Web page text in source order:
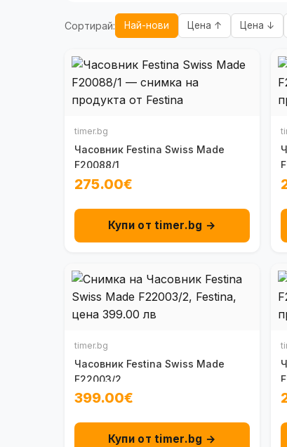
Сортирай: Най-нови Цена ↑ Цена ↓
timer.bg
Часовник Festina Swiss Made
F20088/1
275.00€
Купи от timer.bg →
timer.bg
Часовник Festina Swiss Made
F22003/2
399.00€
Купи от timer.bg →